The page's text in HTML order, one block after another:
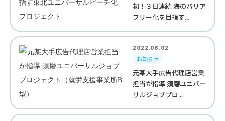
初！３日連続 海のバリア
フリー化を目指す...
2022.08.02
お知らせ
元某大手広告代理店営業
担当が指導 須磨ユニバー
サルジョブプロ...